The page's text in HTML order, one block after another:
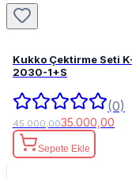
Kukko Çektirme Seti
2030-1+S
(0)
45.000,0035.000,00
Sepete Ekle